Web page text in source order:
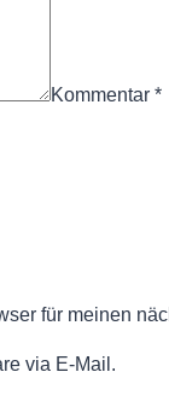
Kommentar *
für meinen
via E-Mail.